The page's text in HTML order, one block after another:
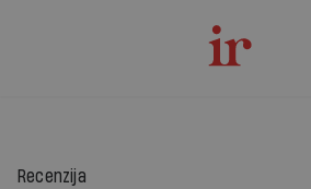
Recenzija